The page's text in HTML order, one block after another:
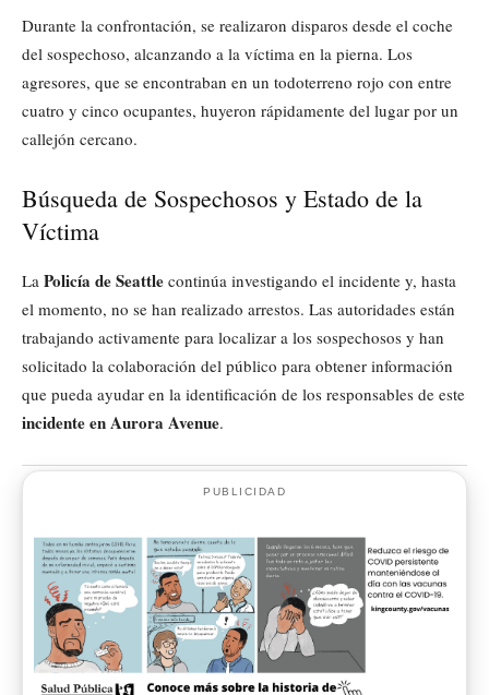
Durante la confrontación, se realizaron disparos desde el coche
del sospechoso, alcanzando a la víctima en la pierna. Los
agresores, que se encontraban en un todoterreno rojo con entre
cuatro y cinco ocupantes, huyeron rápidamente del lugar por un
callejón cercano.
Búsqueda de Sospechosos y Estado de la
Víctima
La Policía de Seattle continúa investigando el incidente y, hasta
el momento, no se han realizado arrestos. Las autoridades están
trabajando activamente para localizar a los sospechosos y han
solicitado la colaboración del público para obtener información
que pueda ayudar en la identificación de los responsables de este
incidente en Aurora Avenue.
PUBLICIDAD